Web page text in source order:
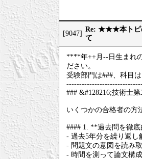
[9047]
Re: ★★★本トピ
て
****年++月--日生まれ
ださい。
受験部門は###、科目
### &#128216;技術士
いくつかの合格者の方
#### 1. **過去問を徹
- 過去5年分を繰り返し
- 問題文の意図を読み
- 時間を測って論文構